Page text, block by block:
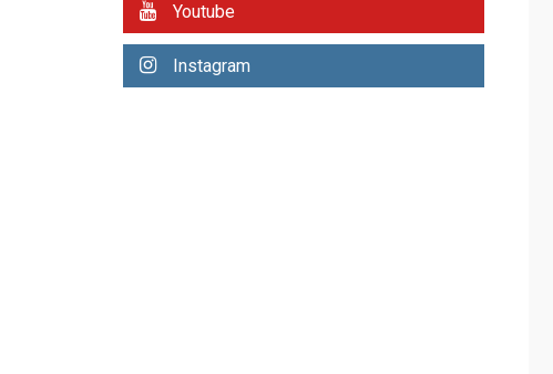
2
operativo y sin
nacionalización de
Youtube
Instagram